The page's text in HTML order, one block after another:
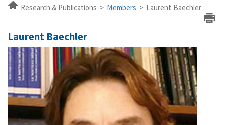
Research & Publications > Members > Laurent Baechler
Laurent Baechler